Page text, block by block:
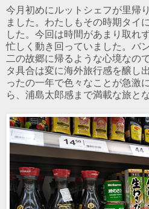
今月初めにルットシェフが里帰
ました。わたしもその時期タイ
した。今回は時間があまり取れ
忙しく動き回っていました。バ
二の故郷に帰るような心境なの
タ具合は変に海外旅行感を醸し
ったの一年で色々なことが急激
ら、浦島太郎感まで満載な旅と